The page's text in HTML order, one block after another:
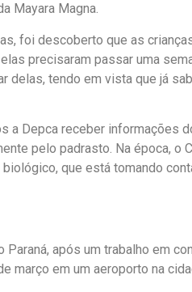
Mayara Magna.
foi descoberto que as
precisaram passar uma
delas, tendo em vista que já
a Depca receber informações
pelo padrasto. Na época, o
que está tomando
após um trabalho em
março em um aeroporto na